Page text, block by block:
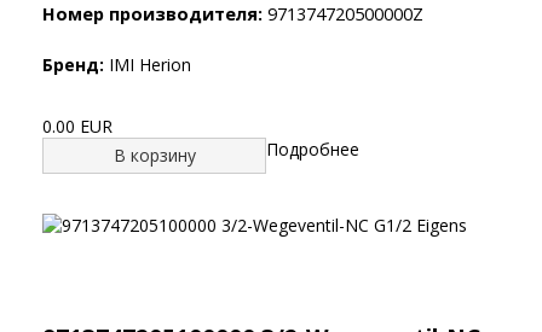
Номер производителя:971374720500000Z
Бренд: IMI Herion
0.00 EUR
В корзину
Подробнее